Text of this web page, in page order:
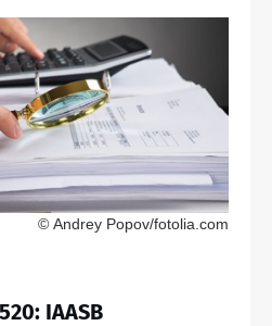
© Andrey Popov/fotolia.com
IAASB